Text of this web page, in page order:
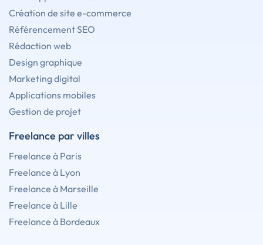
Création de site e-commerce
Référencement SEO
Rédaction web
Design graphique
Marketing digital
Applications mobiles
Gestion de projet
Freelance par villes
Freelance à Paris
Freelance à Lyon
Freelance à Marseille
Freelance à Lille
Freelance à Bordeaux